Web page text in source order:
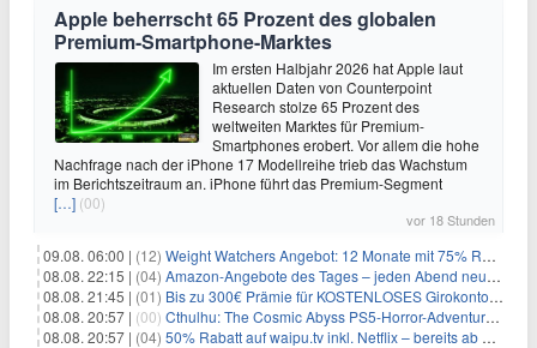
Apple beherrscht 65 Prozent des globalen
Premium-Smartphone-Marktes
Im ersten Halbjahr 2026 hat Apple laut
aktuellen Daten von Counterpoint
Research stolze 65 Prozent des
weltweiten Marktes für Premium-
Smartphones erobert. Vor allem die hohe
Nachfrage nach der iPhone 17 Modellreihe trieb das Wachstum
im Berichtszeitraum an. iPhone führt das Premium-Segment
[…] (00)
vor 18 Stunden
09.08. 06:00 | (12) Weight Watchers Angebot: 12 Monate mit 75% Rabatt ab 6,25€/Monat
08.08. 22:15 | (04) Amazon-Angebote des Tages – jeden Abend neue Deals zum Stöbern
08.08. 21:45 | (01) Bis zu 300€ Prämie für KOSTENLOSES Girokonto bei der Santander – 50€ schon nach 1 Woche!
08.08. 20:57 | (00) Cthulhu: The Cosmic Abyss PS5-Horror-Adventure für 27,99€
08.08. 20:57 | (04) 50% Rabatt auf waipu.tv inkl. Netflix – bereits ab 9€/Monat (statt 17,99€)